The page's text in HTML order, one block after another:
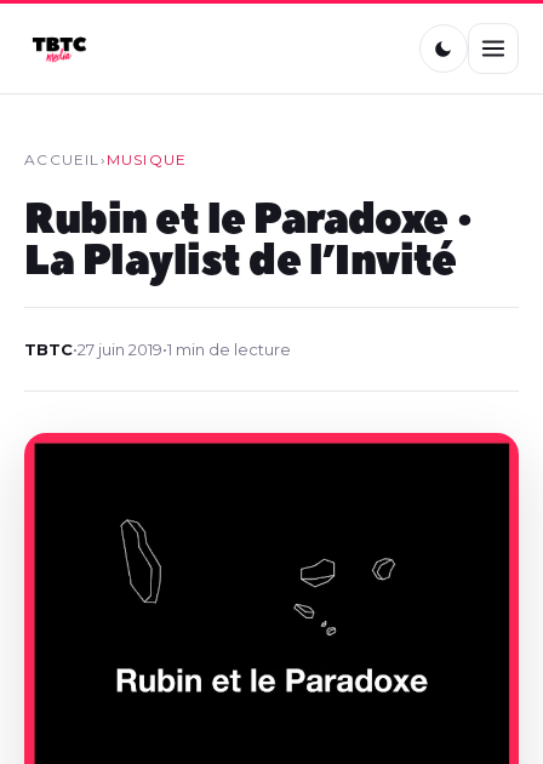
ACCUEIL› MUSIQUE
Rubin et le Paradoxe •
La Playlist de l’Invité
TBTC•27 juin 2019•1 min de lecture